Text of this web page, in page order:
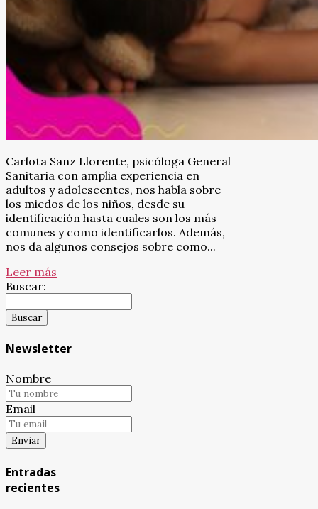
Carlota Sanz Llorente, psicóloga General
Sanitaria con amplia experiencia en
adultos y adolescentes, nos habla sobre
los miedos de los niños, desde su
identificación hasta cuales son los más
comunes y como identificarlos. Además,
nos da algunos consejos sobre como...
Leer más
Buscar:
Newsletter
Nombre
Email
Entradas
recientes